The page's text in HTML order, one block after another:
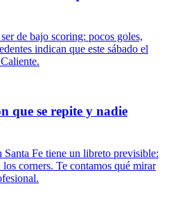
de bajo scoring: pocos goles,
indican que este sábado el
que se repite y nadie
Fe tiene un libreto previsible:
corners. Te contamos qué mirar